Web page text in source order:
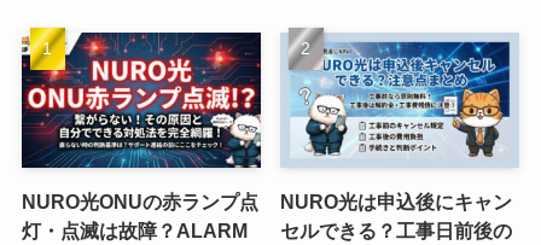
NURO光ONUの赤ランプ点
灯・点滅は故障？ALARM
NURO光は申込後にキャン
セルできる？工事日前後の